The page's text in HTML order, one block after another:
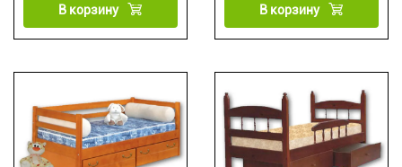
В корзину В корзину